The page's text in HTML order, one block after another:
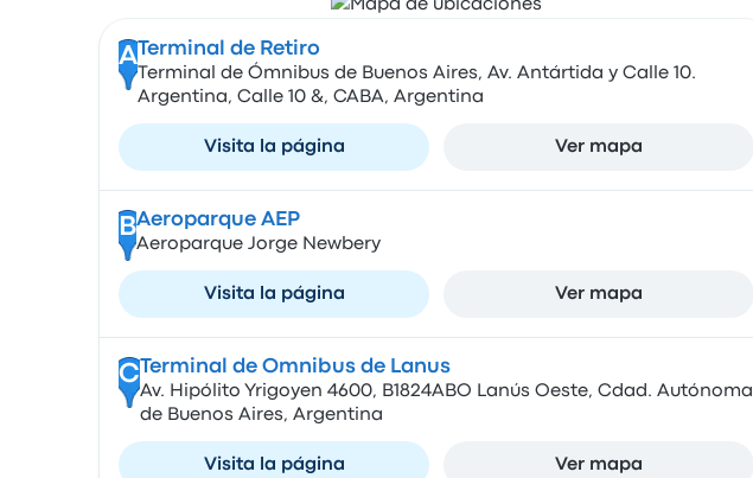
A Terminal de Retiro
Terminal de Ómnibus de Buenos Aires, Av. Antártida y Calle 10.
Argentina, Calle 10 &, CABA, Argentina
Visita la página Ver mapa
BAeroparque AEP
Aeroparque Jorge Newbery
Visita la página Ver mapa
CTerminal de Omnibus de Lanus
Av. Hipólito Yrigoyen 4600, B1824ABO Lanús Oeste, Cdad. Autónoma
de Buenos Aires, Argentina
Visita la página Ver mapa